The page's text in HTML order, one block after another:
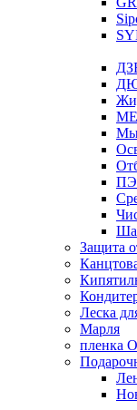
Защита
Леска
Марля
пленка